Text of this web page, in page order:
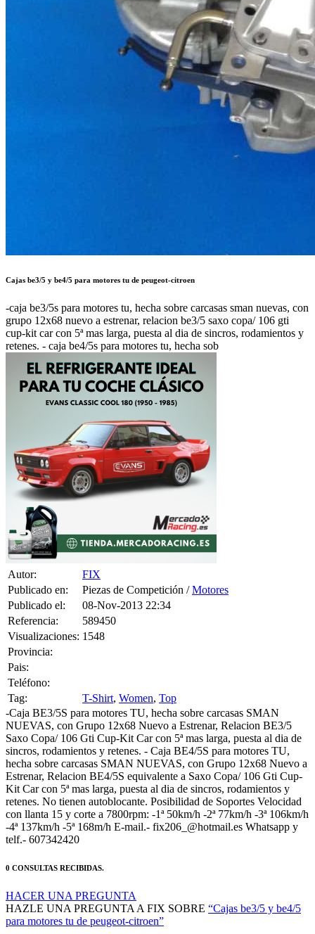
grupo 12x68 nuevo a estrenar, relacion be3/5 saxo copa/ 106 gti
cup-kit car con 5ª mas larga, puesta al dia de sincros, rodamientos y
retenes. - caja be4/5s para motores tu, hecha sob
Autor:
FIX
Publicado en:
Piezas de Competición /
Publicado el:
08-Nov-2013 22:34
Referencia:
589450
Visualizaciones:
1548
Provincia:
Pais:
Teléfono:
Tag:
-Caja BE3/5S para motores TU, hecha sobre carcasas SMAN
NUEVAS, con Grupo 12x68 Nuevo a Estrenar, Relacion BE3/5
Saxo Copa/ 106 Gti Cup-Kit Car con 5ª mas larga, puesta al dia de
sincros, rodamientos y retenes. - Caja BE4/5S para motores TU,
hecha sobre carcasas SMAN NUEVAS, con Grupo 12x68 Nuevo a
Estrenar, Relacion BE4/5S equivalente a Saxo Copa/ 106 Gti Cup-
Kit Car con 5ª mas larga, puesta al dia de sincros, rodamientos y
retenes. No tienen autoblocante. Posibilidad de Soportes Velocidad
con llanta 15 y corte a 7800rpm: -1ª 50km/h -2ª 77km/h -3ª 106km/h
-4ª 137km/h -5ª 168m/h E-mail.- fix206_@hotmail.es Whatsapp y
telf.- 607342420
HAZLE UNA PREGUNTA A FIX SOBRE
para motores tu de peugeot-citroen”
Debes estar logueado para poder realizar la consulta